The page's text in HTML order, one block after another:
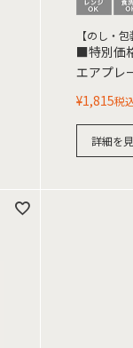
【のし・包
■特別価
エアプレ
¥1,815税
詳細を